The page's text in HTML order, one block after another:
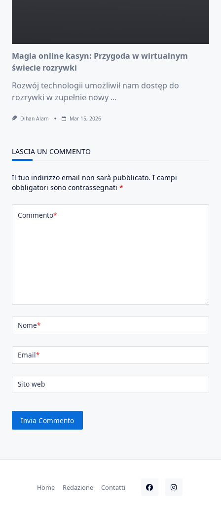
Magia online kasyn: Przygoda w wirtualnym
świecie rozrywki
Rozwój technologii umożliwił nam dostęp do
rozrywki w zupełnie nowy ...
Dihan Alam Mar 15, 2026
LASCIA UN COMMENTO
Il tuo indirizzo email non sarà pubblicato. I campi
obbligatori sono contrassegnati *
Commento*
Nome*
Email*
Sito web
Home Redazione Contatti